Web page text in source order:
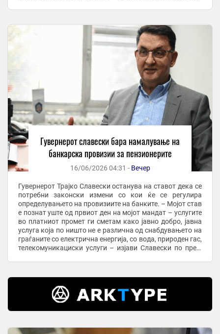
Гувернерот славески бара намалување на
банкарска провизии за пензионерите
16/06/2026 04:31 - Вечер
Гувернерот Трајко Славески останува на ставот дека се
потребни законски измени со кои ќе се регулира
определувањето на провизиите на банките. – Мојот став
е познат уште од првиот ден на мојот мандат – услугите
во платниот промет ги сметам како јавно добро, јавна
услуга која по ништо не е различна од снабдувањето на
граѓаните со електрична енергија, со вода, природен гас,
телекомуникациски услуги – изјави Славески по прес-